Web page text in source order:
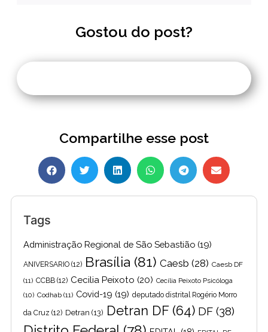
Gostou do post?
Compartilhe esse post
Tags
Administração Regional de São Sebastião (19)
ANIVERSARIO (12) Brasília (81) Caesb (28) Caesb DF
(11) CCBB (12) Cecilia Peixoto (20) Cecília Peixoto Psicóloga
(10) Codhab (11) Covid-19 (19) deputado distrital Rogério Morro
da Cruz (12) Detran (13) Detran DF(64) DF (38)